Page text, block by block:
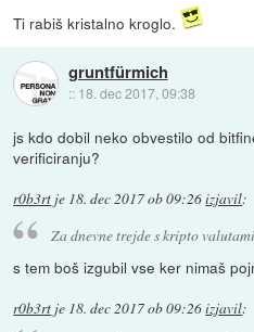
Ti rabiš kristalno kroglo.
gruntfürmich
:: 18. dec 2017, 09:38
js kdo dobil neko obvestilo od
verificiranju?
r0b3rt je 18. dec 2017 ob 09:26izjavil:
Za dnevne trejde s kripto
s tem boš izgubil vse ker nimaš
r0b3rt je 18. dec 2017 ob 09:26izjavil: